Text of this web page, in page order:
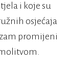
i koje su
osjećaja
promijeni